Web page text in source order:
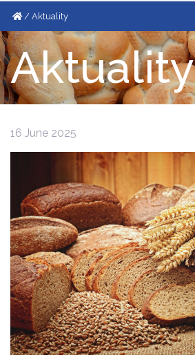
Aktuality
Aktuality
16 June 2025